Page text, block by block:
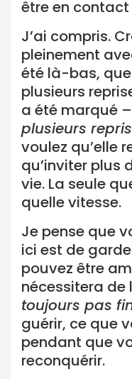
être en
J’ai compris.
pleinement
été là-bas,
plusieurs
a été marqué
plusieurs
voulez qu’elle
qu’inviter plus
vie. La seule
quelle vitesse.
Je pense que
ici est de
pouvez être
nécessitera de
toujours pas
guérir, ce que
pendant que
reconquérir.